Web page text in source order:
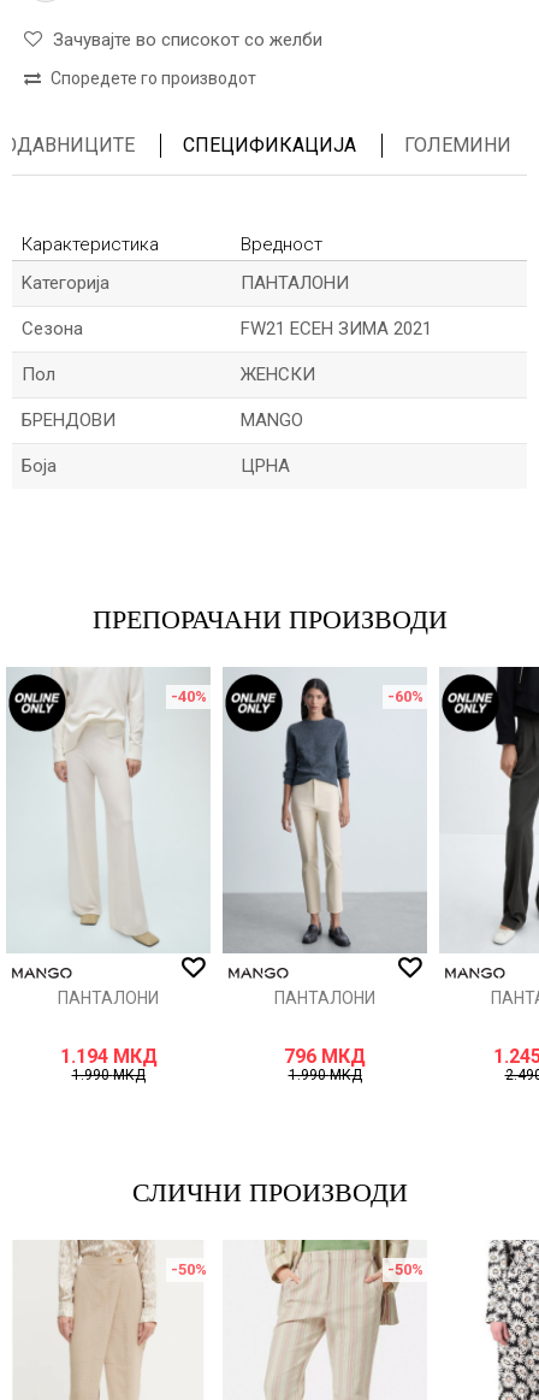
Зачувајте во списокот со желби
Споредете го производот
СПЕЦИФИКАЦИЈА ГОЛЕМИНИ
Карактеристика
Вредност
Kатегорија
ПАНТАЛОНИ
Сезона FW21 ЕСЕН ЗИМА 2021
Пол ЖЕНСКИ
БРЕНДОВИ MANGO
Боја ЦРНА
Порака
ИСПРАТИ
ПРЕПОРАЧАНИ ПРОИЗВОДИ
-40%
ПАНТАЛОНИ
1.194 МКД
1.990МКД
-60%
ПАНТАЛОНИ
796 МКД
1.990МКД
СЛИЧНИ ПРОИЗВОДИ
-50% -50%